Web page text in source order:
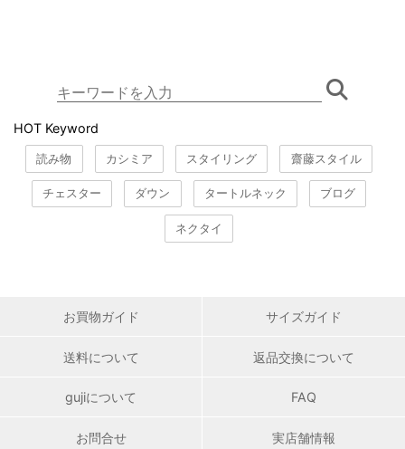
HOT Keyword
読み物 カシミア スタイリング 齋藤スタイル
チェスター ダウン タートルネック ブログ
ネクタイ
お買物ガイド サイズガイド
送料について 返品交換について
gujiについて FAQ
お問合せ 実店舗情報